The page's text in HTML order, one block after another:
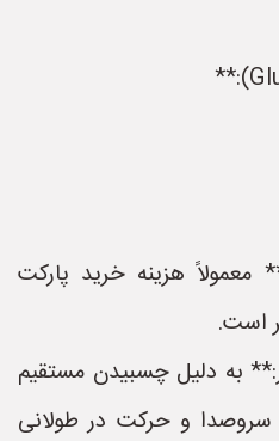
معمولاً هزینه خرید پارکت
است.
به دلیل چسبیدن مستقیم
سروصدا و حرکت در طولانی